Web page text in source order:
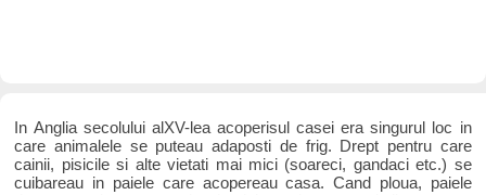
In Anglia secolului alXV-lea acoperisul casei era singurul loc in
care animalele se puteau adaposti de frig. Drept pentru care
cainii, pisicile si alte vietati mai mici (soareci, gandaci etc.) se
cuibareau in paiele care acopereau casa. Cand ploua, paiele